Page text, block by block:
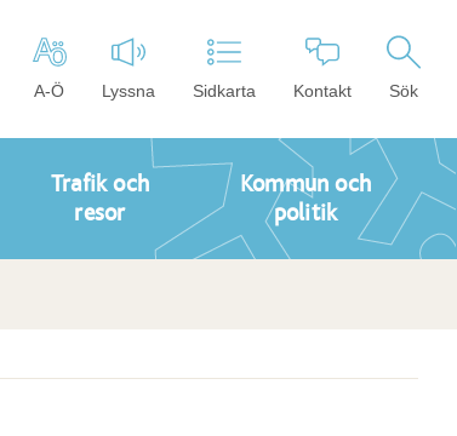
A-Ö Lyssna Sidkarta Kontakt Sök
Trafik och
resor
Kommun och
politik